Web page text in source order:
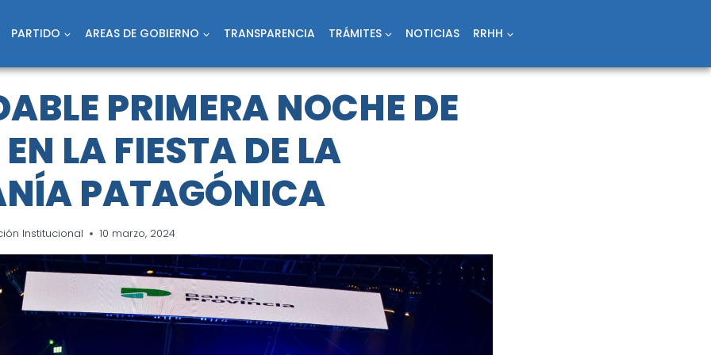
PARTIDO AREAS DE GOBIERNO TRANSPARENCIA TRÁMITES NOTICIAS RRHH
PRIMERA NOCHE DE
LA FIESTA DE LA
PATAGÓNICA
Institucional 10 marzo, 2024